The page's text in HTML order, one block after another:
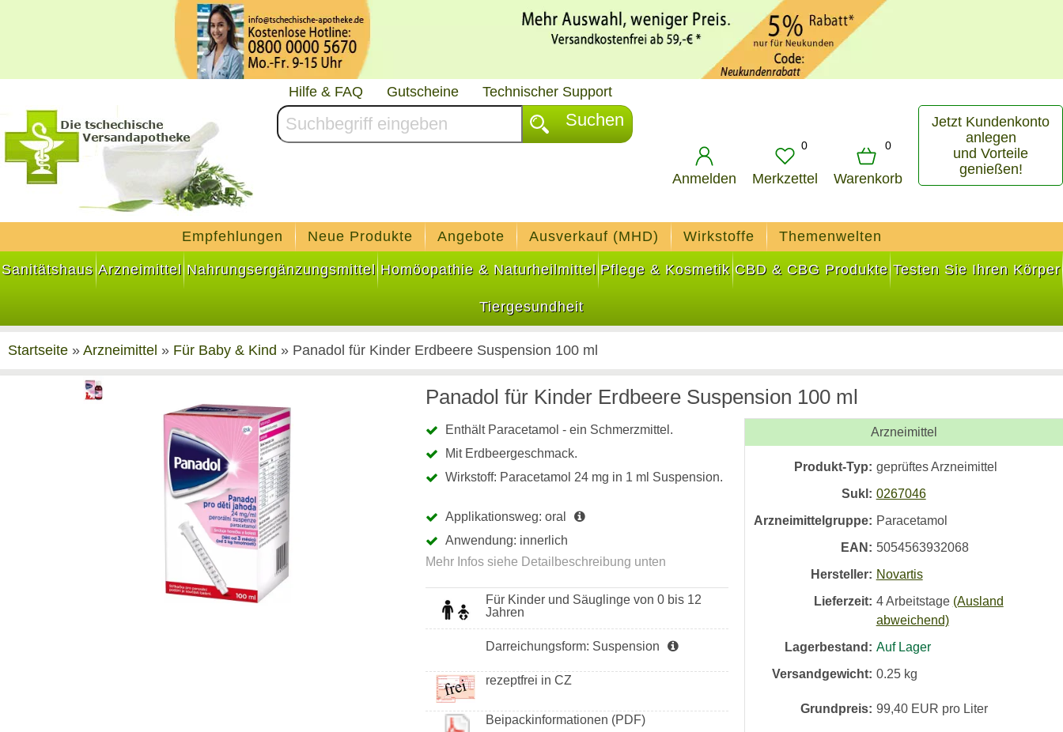
Hilfe & FAQ Gutscheine Technischer Support
Suchen
Anmelden
0
Merkzettel
0
Warenkorb
Jetzt Kundenkonto
anlegen
und Vorteile
genießen!
Empfehlungen Neue Produkte Angebote Ausverkauf (MHD) Wirkstoffe Themenwelten
Sanitätshaus Arzneimittel Nahrungsergänzungsmittel Homöopathie & Naturheilmittel Pflege & Kosmetik CBD & CBG Produkte Testen Sie Ihren Körper
Tiergesundheit
Startseite » Arzneimittel » Für Baby & Kind » Panadol für Kinder Erdbeere Suspension 100 ml
Panadol für Kinder Erdbeere Suspension 100 ml
Enthält Paracetamol - ein Schmerzmittel.
Mit Erdbeergeschmack.​​​​
Wirkstoff: Paracetamol 24 mg in 1 ml Suspension.
Applikationsweg: oral
Anwendung: innerlich
Für Kinder und Säuglinge von 0 bis 12
Jahren
Darreichungsform: Suspension
rezeptfrei in CZ
Beipackinformationen (PDF)
Arzneimittel
Produkt-Typ: geprüftes Arzneimittel
Sukl: 0267046
Arzneimittelgruppe: Paracetamol
EAN: 5054563932068
Hersteller: Novartis
Lieferzeit: 4 Arbeitstage (Ausland
abweichend)
Lagerbestand: Auf Lager
Versandgewicht: 0.25kg
Grundpreis: 99,40 EUR pro Liter